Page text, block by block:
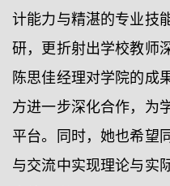
计能力与精湛的专业技
研，更折射出学校教师
陈思佳经理对学院的成
方进一步深化合作，为
平台。同时，她也希望
与交流中实现理论与实